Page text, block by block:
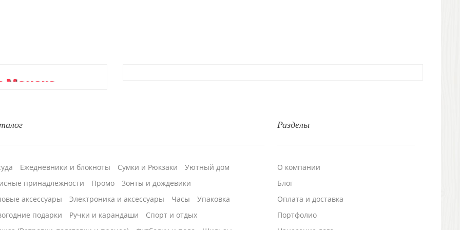
Монако
Разделы
О компании
Блог
Оплата и доставка
Портфолио
Ежедневники и блокноты Сумки и Рюкзаки
Уютный дом
принадлежности
Промо
Зонты и дождевики
аксессуары
Электроника и аксессуары Часы
Упаковка
подарки
Ручки и карандаши
Спорт и отдых